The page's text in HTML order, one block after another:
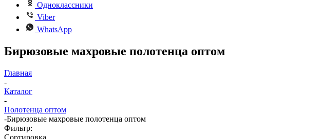
Одноклассники
Viber
WhatsApp
Бирюзовые махровые полотенца оптом
Главная
-
Каталог
-
Полотенца оптом
-Бирюзовые махровые полотенца оптом
Фильтр:
Сортировка